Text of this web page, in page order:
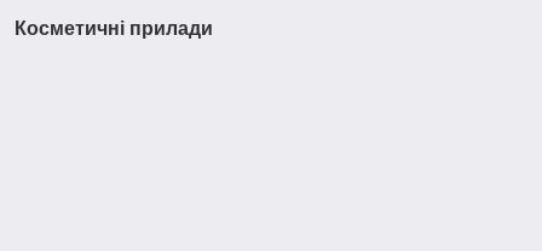
Косметичні прилади